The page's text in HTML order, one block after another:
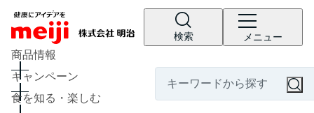
検索 メニュー
商品情報
キャンペーン
食を知る・楽しむ